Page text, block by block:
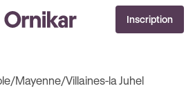
DERNIÈRES HEURES
DEEZER PREMIUM OFFERTS* !J'EN PROFITE !
Inscription
/Mayenne/Villaines-la Juhel